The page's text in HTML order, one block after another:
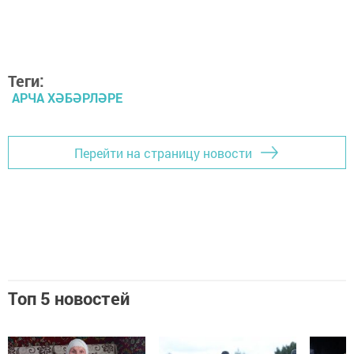
Теги:
АРЧА ХӘБӘРЛӘРЕ
Перейти на страницу новости
Топ 5 новостей